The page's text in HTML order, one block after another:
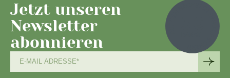
Jetzt unseren
Newsletter
abonnieren